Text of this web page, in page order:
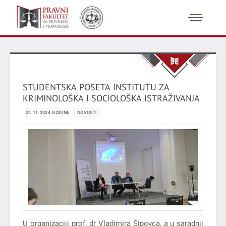
STUDENTSKA POSETA INSTITUTU ZA
KRIMINOLOŠKA I SOCIOLOŠKA ISTRAŽIVANJA
24.11.2024.GODINE NOVOSTI
U organizaciji prof. dr Vladimira Šipovca, a u saradnji